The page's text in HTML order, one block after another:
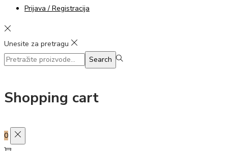
Prijava / Registracija
Unesite za pretragu
Search
Search
Shopping cart
0